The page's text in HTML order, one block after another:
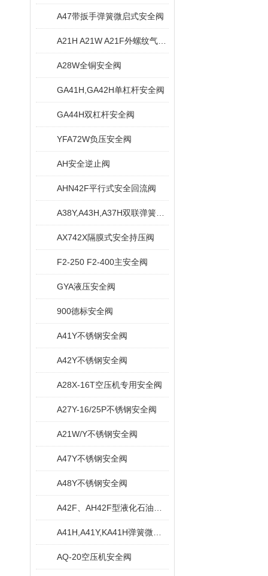
A47带扳手弹簧微启式安全阀
A28W全铜安全阀
GA41H,GA42H单杠杆安全阀
GA44H双杠杆安全阀
YFA72W负压安全阀
AH安全逆止阀
AHN42F平行式安全回流阀
AX742X隔膜式安全持压阀
F2-250 F2-400主安全阀
GYA液压安全阀
900德标安全阀
A41Y不锈钢安全阀
A42Y不锈钢安全阀
A28X-16T空压机专用安全阀
A27Y-16/25P不锈钢安全阀
A21W/Y不锈钢安全阀
A47Y不锈钢安全阀
A48Y不锈钢安全阀
AQ-20空压机安全阀